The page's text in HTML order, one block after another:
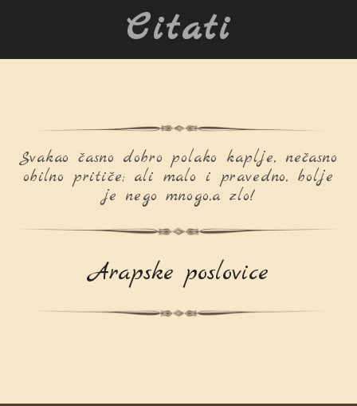
Citati
Svakao časno dobro polako kaplje, nečasno
obilno pritiče; ali malo i pravedno, bolje
je nego mnogo,a zlo!
Arapske poslovice